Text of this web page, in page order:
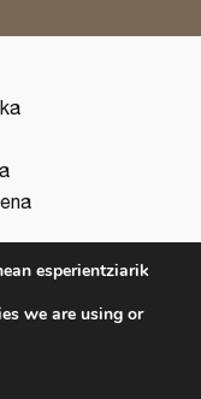
esperientziarik
we are using or